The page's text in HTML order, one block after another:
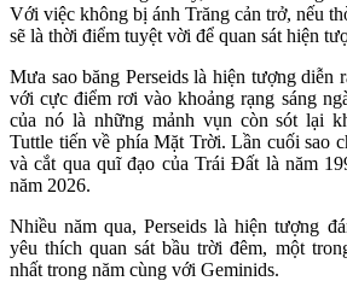
Với việc không bị ánh Trăng cản trở, nếu
sẽ là thời điểm tuyệt vời để quan sát hiện
Mưa sao băng Perseids là hiện tượng diễn
với cực điểm rơi vào khoảng rạng sáng
của nó là những mảnh vụn còn sót lại
Tuttle tiến về phía Mặt Trời. Lần cuối sao
và cắt qua quĩ đạo của Trái Đất là năm
năm 2026.
Nhiều năm qua, Perseids là hiện tượng
yêu thích quan sát bầu trời đêm, một
nhất trong năm cùng với Geminids.